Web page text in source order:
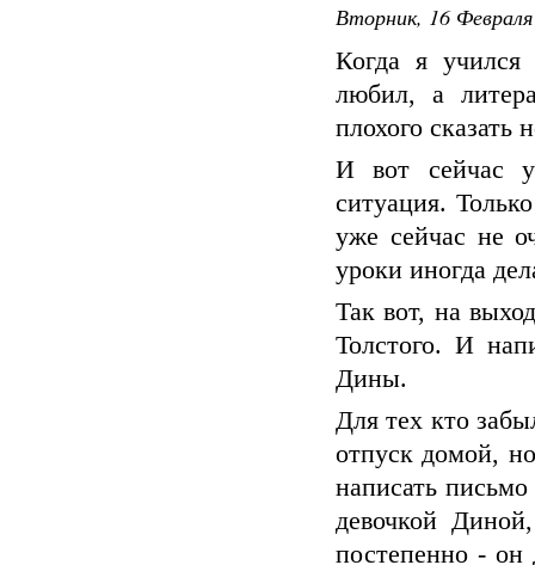
Вторник, 16
Когда я
любил, а
плохого сказать
И вот сейчас у
ситуация.
уже сейчас не
уроки иногда
Так вот, на
Толстого. И
Дины.
Для тех кто
отпуск домой,
написать
девочкой
постепенно - он